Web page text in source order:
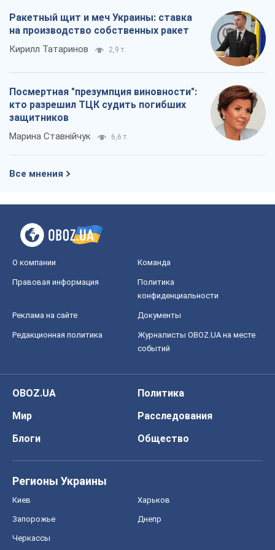
Ракетный щит и меч Украины: ставка
на производство собственных ракет
Кирилл Татаринов 2,9 т.
Посмертная "презумпция виновности":
кто разрешил ТЦК судить погибших
защитников
Марина Ставнійчук 6,6 т.
Все мнения
О компании Команда
Правовая информация
Политика
конфиденциальности
Реклама на сайте Документы
Редакционная политика
Журналисты OBOZ.UA на месте
событий
OBOZ.UA
Политика
Мир
Расследования
Блоги
Общество
Регионы Украины
Киев Харьков
Запорожье Днепр
Черкассы